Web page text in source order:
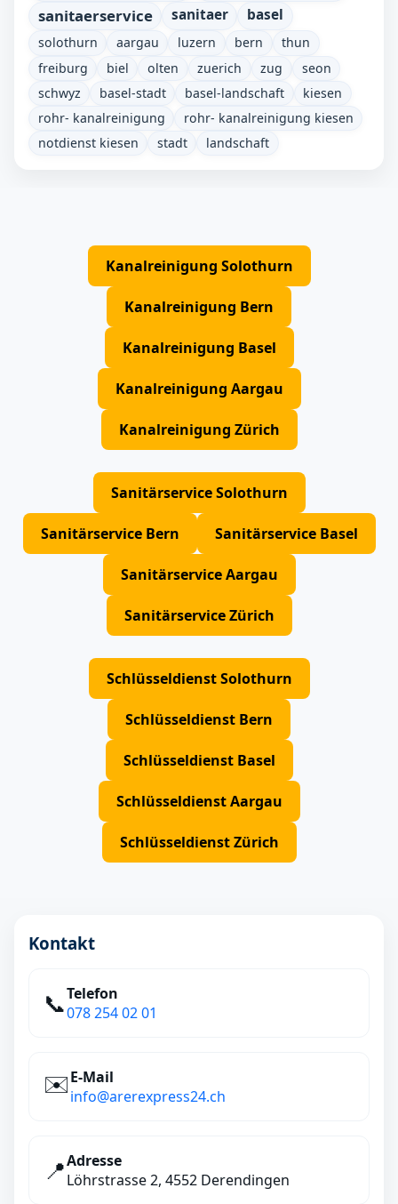
sanitaerservice sanitaer basel
solothurn aargau luzern bern
thun
freiburg
biel olten zuerich zug
seon
schwyz
basel-stadt basel-landschaft
kiesen
rohr- kanalreinigung
rohr- kanalreinigung kiesen
notdienst kiesen
stadt landschaft
Kanalreinigung Solothurn
Kanalreinigung Bern
Kanalreinigung Basel
Kanalreinigung Aargau
Kanalreinigung Zürich
Sanitärservice Solothurn
Sanitärservice Bern Sanitärservice Basel
Sanitärservice Aargau
Sanitärservice Zürich
Schlüsseldienst Solothurn
Schlüsseldienst Bern
Schlüsseldienst Basel
Schlüsseldienst Aargau
Schlüsseldienst Zürich
Kontakt
📞Telefon
078 254 02 01
✉️E‑Mail
info@arerexpress24.ch
📍Adresse
Löhrstrasse 2, 4552 Derendingen